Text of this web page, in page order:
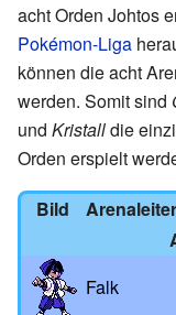
acht Orden Johtos
Pokémon-Liga
können die acht
werden. Somit sind
und Kristalldie
Orden erspielt
Bild
Arenaleiter
Falk